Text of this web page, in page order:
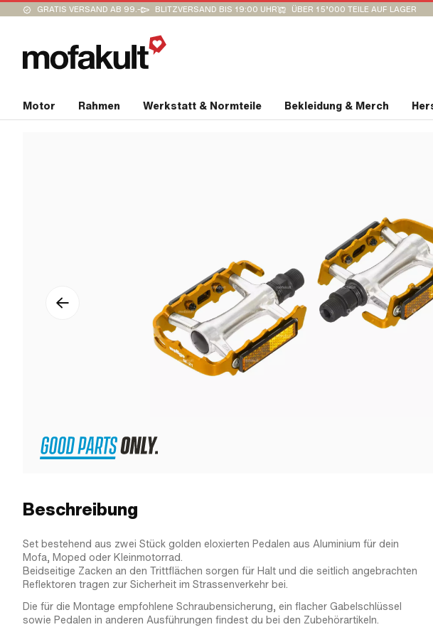
GRATIS VERSAND AB 99.- BLITZVERSAND BIS 19:00 UHR ÜBER 15’000 TEILE AUF LAGER
Motor Rahmen Werkstatt & Normteile Bekleidung & Merch
Beschreibung
Set bestehend aus zwei Stück golden eloxierten Pedalen aus Aluminium für dein
Mofa, Moped oder Kleinmotorrad.
Beidseitige Zacken an den Trittflächen sorgen für Halt und die seitlich angebrachten
Reflektoren tragen zur Sicherheit im Strassenverkehr bei.
Die für die Montage empfohlene Schraubensicherung, ein flacher Gabelschlüssel
sowie Pedalen in anderen Ausführungen findest du bei den Zubehörartikeln.